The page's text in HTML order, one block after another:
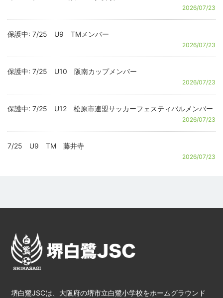
2026/07/23
保護中: 7/25 U9 TMメンバー
2026/07/23
保護中: 7/25 U10 阪南カップメンバー
2026/07/23
保護中: 7/25 U12 松原市連盟サッカーフェスティバルメンバー
2026/07/23
7/25 U9 TM 藤井寺
2026/07/23
堺白鷺JSCは、大阪府の堺市立白鷺小学校をホームグラウンド